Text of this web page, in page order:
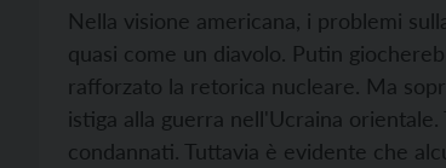
Nella visione americana, i problemi
quasi come un diavolo. Putin
rafforzato la retorica nucleare. Ma
istiga alla guerra nell'Ucraina
condannati. Tuttavia è evidente che